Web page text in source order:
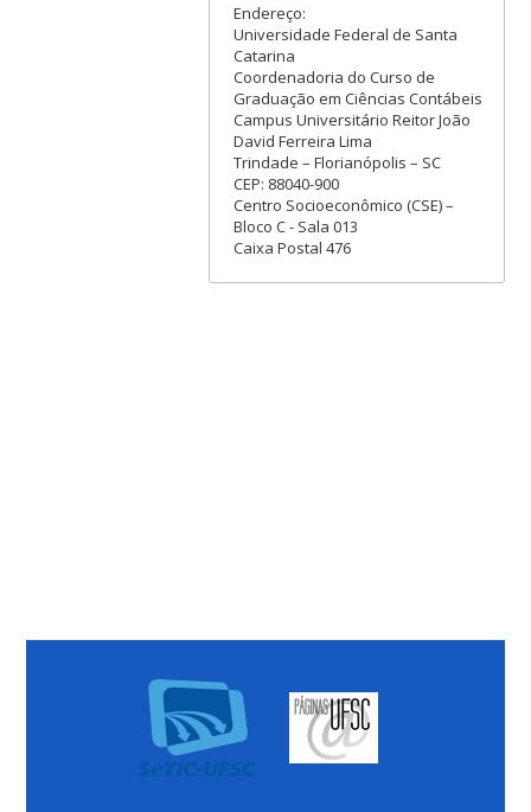
Endereço:
Universidade Federal de Santa
Catarina
Coordenadoria do Curso de
Graduação em Ciências Contábeis
Campus Universitário Reitor João
David Ferreira Lima
Trindade – Florianópolis – SC
CEP: 88040-900
Centro Socioeconômico (CSE) –
Bloco C - Sala 013
Caixa Postal 476